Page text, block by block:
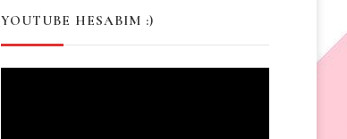
YOUTUBE HESABIM :)